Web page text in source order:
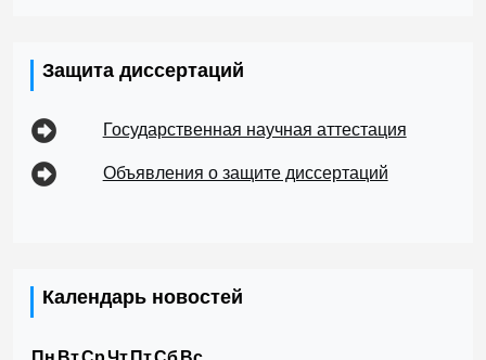
Защита диссертаций
Государственная научная аттестация
Объявления о защите диссертаций
Календарь новостей